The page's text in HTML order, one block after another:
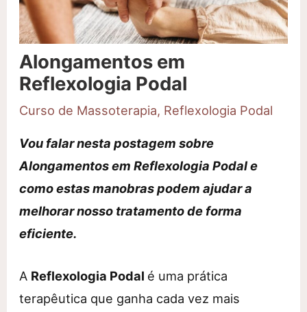
Alongamentos em
Reflexologia Podal
Curso de Massoterapia, Reflexologia Podal
Vou falar nesta postagem sobre
Alongamentos em Reflexologia Podal e
como estas manobras podem ajudar a
melhorar nosso tratamento de forma
eficiente.
A Reflexologia Podal é uma prática
terapêutica que ganha cada vez mais